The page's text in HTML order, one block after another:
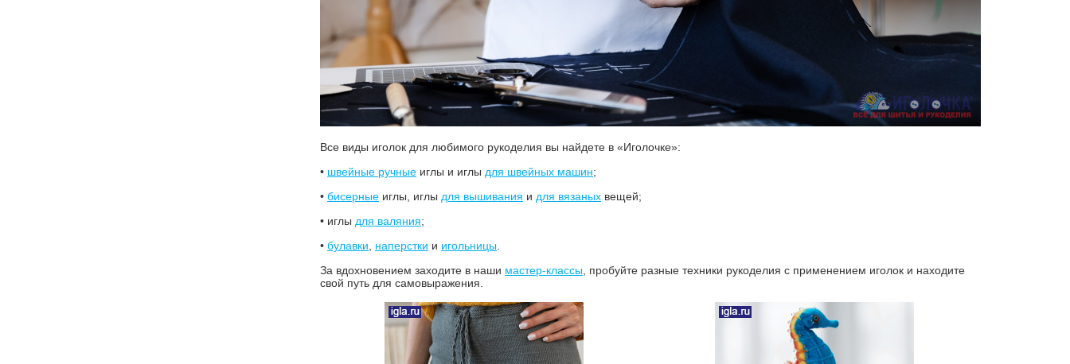
Все виды иголок для любимого рукоделия вы найдете в «Иголочке»:
• швейные ручные иглы и иглы для швейных машин;
• бисерные иглы, иглы для вышивания и для вязаных вещей;
• иглы для валяния;
• булавки наперстки и игольницы
За вдохновением заходите в наши мастер-классы , пробуйте разные техники рукоделия с применением иголок и находите
свой путь для самовыражения.